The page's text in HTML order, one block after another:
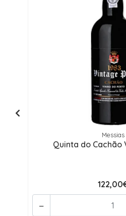
Messias
Quinta do Cachão
-